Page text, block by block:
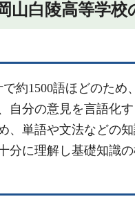
山白陵高等学
約1500語ほどのた
分の意見を言語化
、単語や文法などの
に理解し基礎知識の